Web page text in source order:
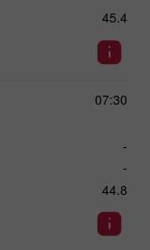
45.4
07:30
-
-
44.8